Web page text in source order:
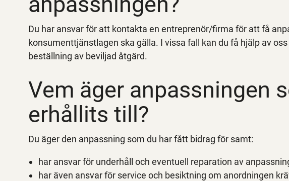
Du har ansvar för att kontakta en entreprenör/firma för att få
konsumenttjänstlagen ska gälla. I vissa fall kan du få hjälp av
beställning av beviljad åtgärd.
Vem äger anpassningen
erhållits till?
Du äger den anpassning som du har fått bidrag för samt:
har ansvar för underhåll och eventuell reparation av
har även ansvar för service och besiktning om anordningen